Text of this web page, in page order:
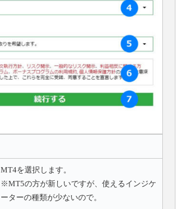
MT4を選択します。
※MT5の方が新しいですが、使えるインジケ
ーターの種類が少ないので。